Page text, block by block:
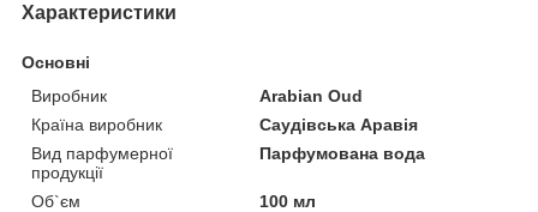
Характеристики
Основні
Виробник
Arabian Oud
Країна виробник
Саудівська Аравія
Вид парфумерної
продукції
Парфумована вода
Об`єм 100 мл